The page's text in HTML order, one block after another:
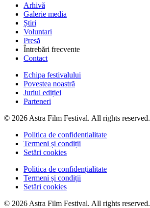
Arhivă
Galerie media
Știri
Voluntari
Presă
Întrebări frecvente
Contact
Echipa festivalului
Povestea noastră
Juriul ediției
Parteneri
© 2026 Astra Film Festival. All rights reserved.
Politica de confidențialitate
Termeni și condiții
Setări cookies
Politica de confidențialitate
Termeni și condiții
Setări cookies
© 2026 Astra Film Festival. All rights reserved.